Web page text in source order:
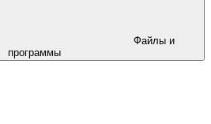
программы